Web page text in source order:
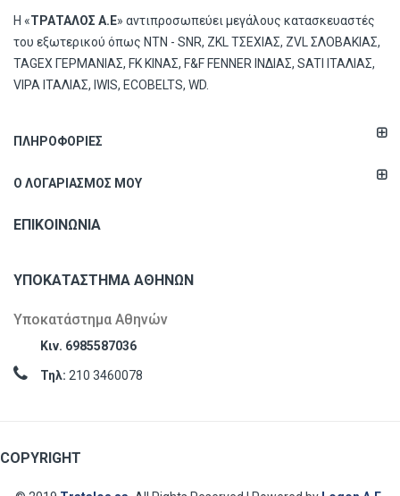
Η «ΤΡΑΤΑΛΟΣ Α.Ε» αντιπροσωπεύει μεγάλους κατασκευαστές
του εξωτερικού όπως ΝΤΝ - SNR, ZKL ΤΣΕΧΙΑΣ, ZVL ΣΛΟΒΑΚΙΑΣ,
TAGEX ΓΕΡΜΑΝΙΑΣ, FK ΚΙΝΑΣ, F&F FENNER ΙΝΔΙΑΣ, SATI ΙΤΑΛΙΑΣ,
VIPA ΙΤΑΛΙΑΣ, IWIS, ECOBELTS, WD.
ΠΛΗΡΟΦΟΡΊΕΣ
Ο ΛΟΓΑΡΙΑΣΜΌΣ ΜΟΥ
ΕΠΙΚΟΙΝΩΝΊΑ
ΥΠΟΚΑΤΆΣΤΗΜΑ ΑΘΗΝΏΝ
Υποκατάστημα Αθηνών
Κιν. 6985587036
Τηλ: 210 3460078
COPYRIGHT